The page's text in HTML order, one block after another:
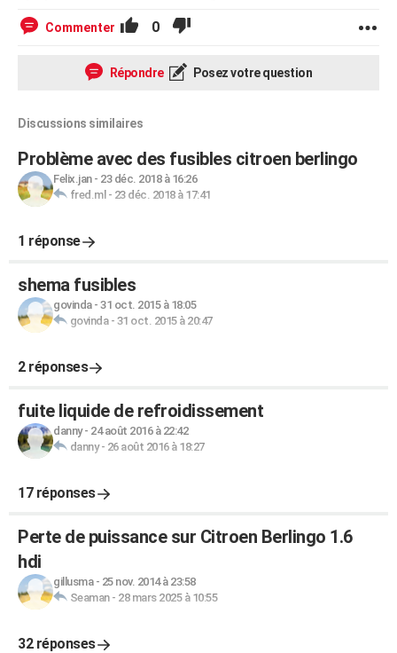
Commenter 0
Répondre Posez votre question
Discussions similaires
Problème avec des fusibles citroen berlingo
Felix.jan- 23 déc. 2018 à 16:26
fred.ml - 23 déc. 2018 à 17:41
1 réponse
shema fusibles
govinda- 31 oct. 2015 à 18:05
govinda- 31 oct. 2015 à 20:47
2 réponses
fuite liquide de refroidissement
danny- 24 août 2016 à 22:42
danny- 26 août 2016 à 18:27
17 réponses
Perte de puissance sur Citroen Berlingo 1.6
hdi
gillusma- 25 nov. 2014 à 23:58
Seaman- 28 mars 2025 à 10:55
32 réponses